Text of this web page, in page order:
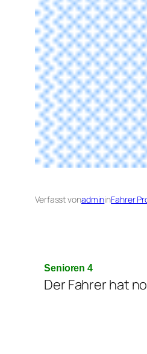
Verfasst vonadmininFahrer
Senioren 4
Der Fahrer hat